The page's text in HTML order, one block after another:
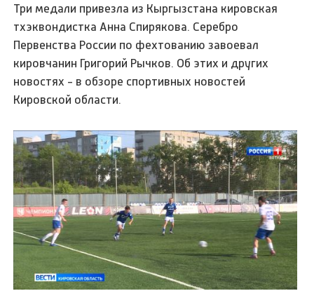
Три медали привезла из Кыргызстана кировская
тхэквондистка Анна Спирякова. Серебро
Первенства России по фехтованию завоевал
кировчанин Григорий Рычков. Об этих и других
новостях - в обзоре спортивных новостей
Кировской области.